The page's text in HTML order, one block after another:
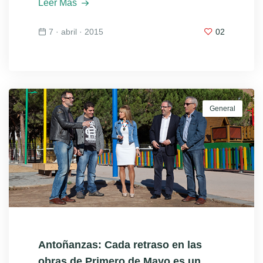
Leer Más
7 · abril · 2015 02
General
Antoñanzas: Cada retraso en las